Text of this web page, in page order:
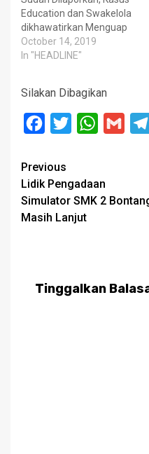
Education dan Swakelola
dikhawatirkan Menguap
October 14, 2019
In "HEADLINE"
Silakan Dibagikan
Facebook
Twitter WhatsApp
Gmail
Post
navigation
Previous
Lidik Pengadaan
Simulator SMK 2
Masih Lanjut
Tinggalkan